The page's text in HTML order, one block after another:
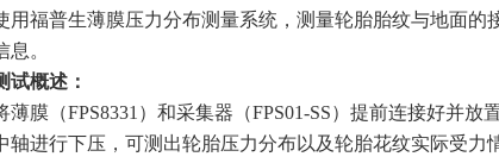
用福普生薄膜压力分布测量系统，测量轮胎胎纹与地面
息。
试概述：
薄膜（FPS8331）和采集器（FPS01-SS）提前连接好并
轴进行下压，可测出轮胎压力分布以及轮胎花纹实际受力